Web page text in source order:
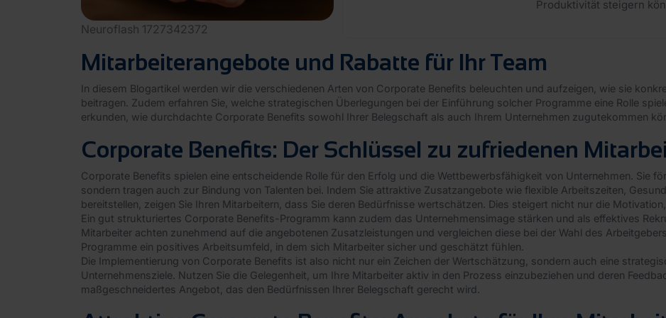
Neuroflash 1727342372
Produktivität steigern
Mitarbeiterangebote und Rabatte für Ihr Team
In diesem Blogartikel werden wir die verschiedenen Arten von Corporate Benefits beleuchten und aufzeigen, wie sie
beitragen. Zudem erfahren Sie, welche strategischen Überlegungen bei der Einführung solcher Programme eine Rolle
erkunden, wie durchdachte Corporate Benefits sowohl Ihrer Belegschaft als auch Ihrem Unternehmen zugutekommen
Corporate Benefits: Der Schlüssel zu zufriedenen
Corporate Benefits spielen eine entscheidende Rolle für den Erfolg und die Wettbewerbsfähigkeit von Unternehmen. Sie
sondern tragen auch zur Bindung von Talenten bei. Indem Sie attraktive Zusatzangebote wie flexible Arbeitszeiten,
bereitstellen, zeigen Sie Ihren Mitarbeitern, dass Sie deren Bedürfnisse wertschätzen. Dies steigert nicht nur die
Ein gut strukturiertes Corporate Benefits-Programm kann zudem das Unternehmensimage stärken und als effektives
Mitarbeiter achten zunehmend auf die angebotenen Zusatzleistungen und vergleichen diese bei der Wahl des
Programme ein positives Arbeitsumfeld, in dem sich Mitarbeiter sicher und geschätzt fühlen.
Die Implementierung von Corporate Benefits ist also nicht nur ein Zeichen der Wertschätzung, sondern auch eine
Unternehmensziele. Nutzen Sie die Gelegenheit, um Ihre Mitarbeiter aktiv in den Prozess einzubeziehen und deren
maßgeschneidertes Angebot, das den Bedürfnissen Ihrer Belegschaft gerecht wird.